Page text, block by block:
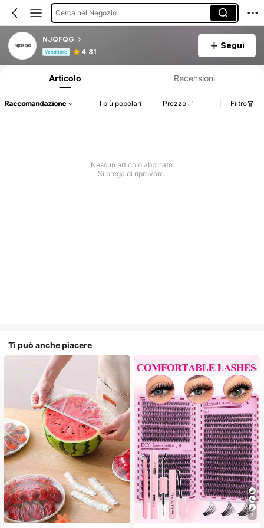
Cerca nel Negozio
NJQFQG
Venditore 4.81
Segui
Articolo Recensioni
Raccomandazione I più popolari Prezzo Filtro
Nessun articolo abbinato
Si prega di riprovare.
Ti può anche piacere
7